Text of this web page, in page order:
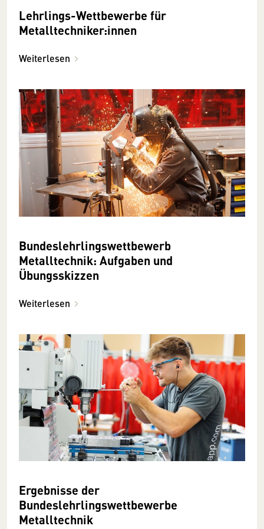
Lehrlings-Wettbewerbe für
Metalltechniker:innen
Weiterlesen
Bundeslehrlingswettbewerb
Metalltechnik: Aufgaben und
Übungsskizzen
Weiterlesen
Ergebnisse der
Bundeslehrlingswettbewerbe
Metalltechnik